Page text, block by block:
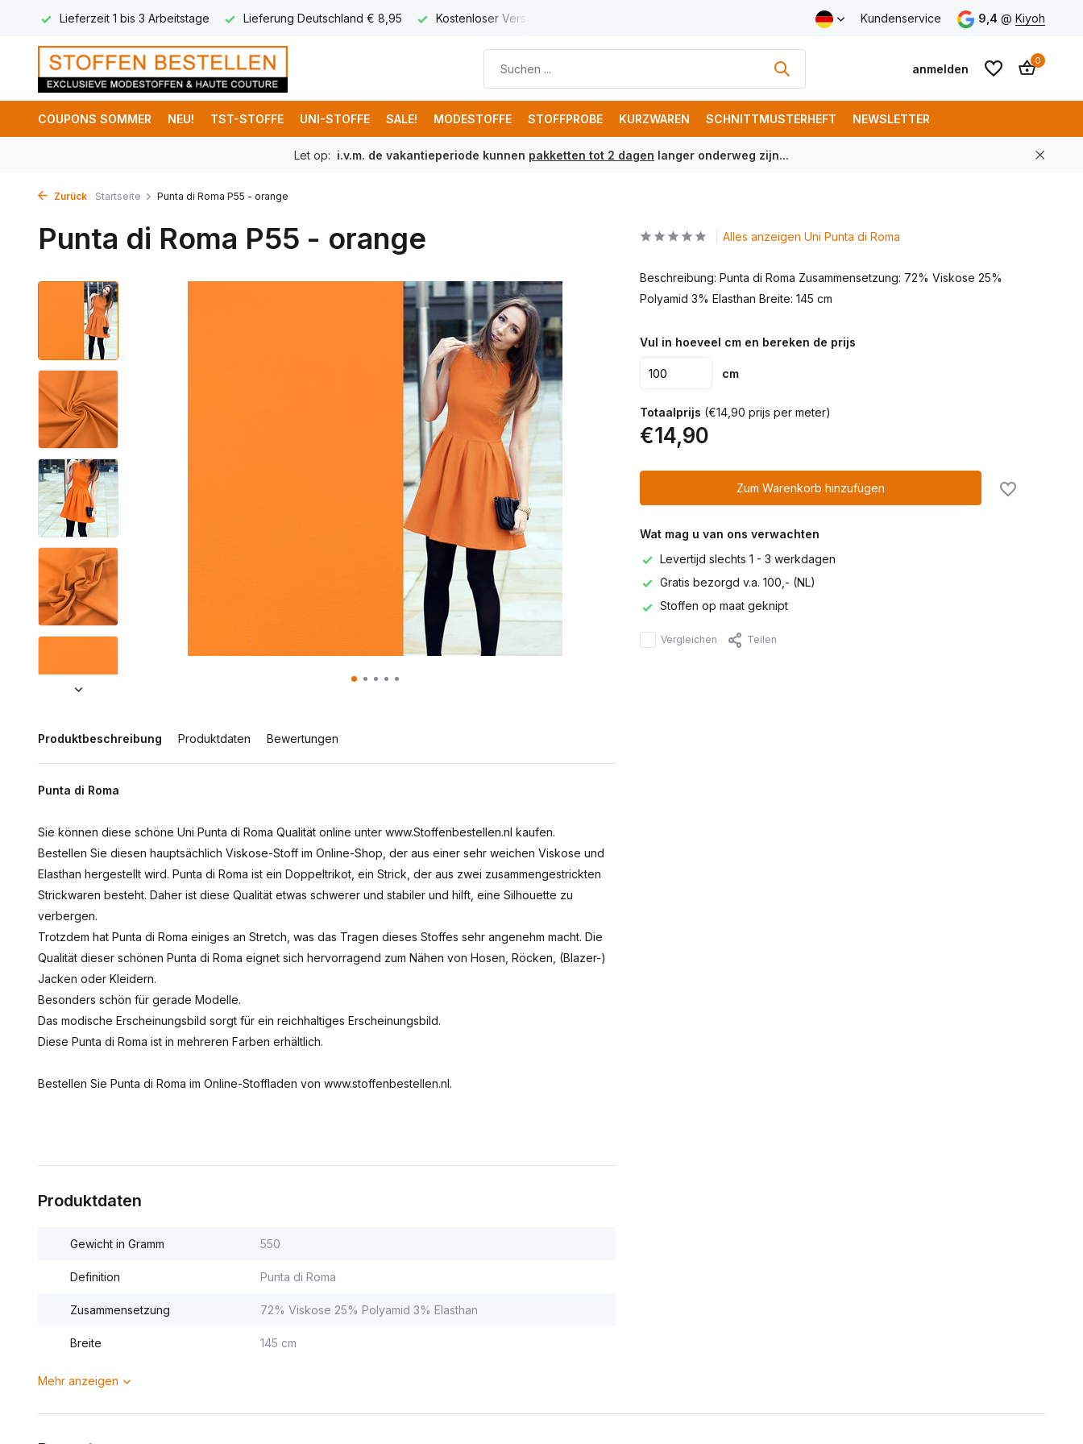
Lieferzeit 1 bis 3 Arbeitstage Lieferung Deutschland € 8,95 Kostenloser Versand ab € 150 (DE) Kundenservice 9,4 @ Kiyoh
anmelden
anlegen
0
COUPONS SOMMER NEU! TST-STOFFE UNI-STOFFE SALE! MODESTOFFE STOFFPROBE KURZWAREN SCHNITTMUSTERHEFT NEWSLETTER
Let op: i.v.m. de vakantieperiode kunnen pakketten tot 2 dagen langer onderweg zijn...
Zurück Startseite Punta di Roma P55 - orange
Punta di Roma P55 - orange
Produktbeschreibung Produktdaten Bewertungen
Punta di Roma
Sie können diese schöne Uni Punta di Roma Qualität online unter www.Stoffenbestellen.nl kaufen.
Bestellen Sie diesen hauptsächlich Viskose-Stoff im Online-Shop, der aus einer sehr weichen Viskose und
Elasthan hergestellt wird. Punta di Roma ist ein Doppeltrikot, ein Strick, der aus zwei zusammengestrickten
Strickwaren besteht. Daher ist diese Qualität etwas schwerer und stabiler und hilft, eine Silhouette zu
verbergen.
Trotzdem hat Punta di Roma einiges an Stretch, was das Tragen dieses Stoffes sehr angenehm macht. Die
Qualität dieser schönen Punta di Roma eignet sich hervorragend zum Nähen von Hosen, Röcken, (Blazer-)
Jacken oder Kleidern.
Besonders schön für gerade Modelle.
Das modische Erscheinungsbild sorgt für ein reichhaltiges Erscheinungsbild.
Diese Punta di Roma ist in mehreren Farben erhältlich.
Bestellen Sie Punta di Roma im Online-Stoffladen von www.stoffenbestellen.nl.
Produktdaten
Gewicht in Gramm 550
Definition Punta di Roma
Zusammensetzung 72% Viskose 25% Polyamid 3% Elasthan
Breite 145 cm
Mehr anzeigen
Alles anzeigen Uni Punta di Roma
Beschreibung: Punta di Roma Zusammensetzung: 72% Viskose 25%
Polyamid 3% Elasthan Breite: 145 cm
Vul in hoeveel cm en bereken de prijs
cm
Totaalprijs (€14,90 prijs per meter)
€14,90
Zum Warenkorb hinzufügen
Wat mag u van ons verwachten
Levertijd slechts 1 - 3 werkdagen
Gratis bezorgd v.a. 100,- (NL)
Stoffen op maat geknipt
Vergleichen Teilen